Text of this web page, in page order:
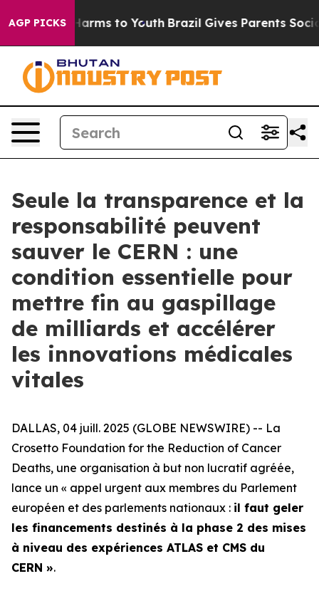
AGP PICKS
Abate Harms to Youth Brazil Gives Parents Social
Seule la transparence et la
responsabilité peuvent
sauver le CERN : une
condition essentielle pour
mettre fin au gaspillage
de milliards et accélérer
les innovations médicales
vitales
DALLAS, 04 juill. 2025 (GLOBE NEWSWIRE) -- La
Crosetto Foundation for the Reduction of Cancer
Deaths, une organisation à but non lucratif agréée,
lance un « appel urgent aux membres du Parlement
européen et des parlements nationaux : il faut geler
les financements destinés à la phase 2 des mises
à niveau des expériences ATLAS et CMS du
CERN ».